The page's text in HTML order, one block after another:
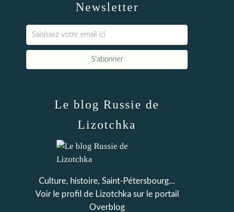
Newsletter
Le blog Russie de
Lizotchka
Culture, histoire, Saint-Pétersbourg...
Voir le profil de Lizotchkasur le portail
Overblog